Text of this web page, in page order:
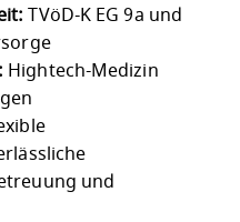
TVöD-K EG 9a und
Hightech-Medizin
und